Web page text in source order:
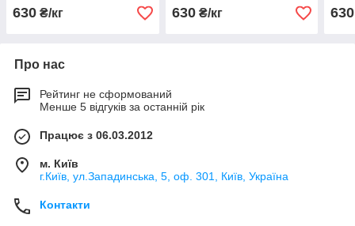
630 ₴/кг 630₴/кг 630
Про нас
Рейтинг не сформований
Менше 5 відгуків за останній рік
Працює з 06.03.2012
м. Київ
г.Київ, ул.Западинська, 5, оф. 301, Київ, Україна
Контакти